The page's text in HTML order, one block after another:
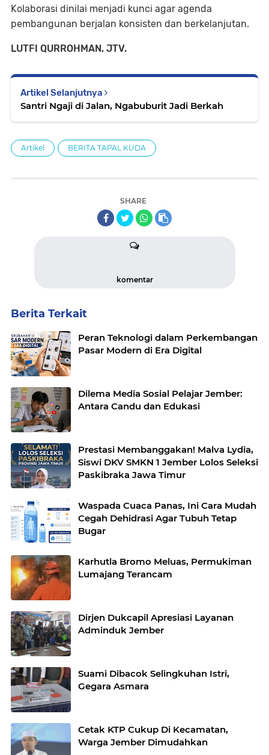
Kolaborasi dinilai menjadi kunci agar agenda
pembangunan berjalan konsisten dan berkelanjutan.
LUTFI QURROHMAN, JTV.
Artikel Selanjutnya
Santri Ngaji di Jalan, Ngabuburit Jadi Berkah
Artikel BERITA TAPAL KUDA
SHARE
komentar
Berita Terkait
Peran Teknologi dalam Perkembangan
Pasar Modern di Era Digital
Dilema Media Sosial Pelajar Jember:
Antara Candu dan Edukasi
Prestasi Membanggakan! Malva Lydia,
Siswi DKV SMKN 1 Jember Lolos Seleksi
Paskibraka Jawa Timur
Waspada Cuaca Panas, Ini Cara Mudah
Cegah Dehidrasi Agar Tubuh Tetap
Bugar
Karhutla Bromo Meluas, Permukiman
Lumajang Terancam
Dirjen Dukcapil Apresiasi Layanan
Adminduk Jember
Suami Dibacok Selingkuhan Istri,
Gegara Asmara
Cetak KTP Cukup Di Kecamatan,
Warga Jember Dimudahkan